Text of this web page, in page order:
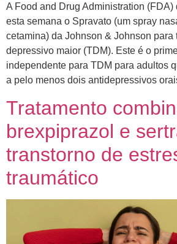
A Food and Drug Administration (FDA)
esta semana o Spravato (um spray
cetamina) da Johnson & Johnson para
depressivo maior (TDM). Este é o
independente para TDM para adultos
a pelo menos dois antidepressivos
Tratamento
brexpiprazol e
transtorno de
traumático